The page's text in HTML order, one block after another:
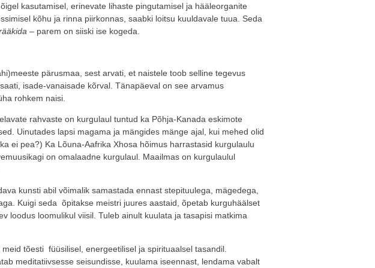
kasutamisel, erinevate lihaste pingutamisel ja hääleorganite
kõhu ja rinna piirkonnas, saabki loitsu kuuldavale tuua. Seda
– parem on siiski ise kogeda.
pärusmaa, sest arvati, et naistele toob selline tegevus
isade-vanaisade kõrval. Tänapäeval on see arvamus
rohkem naisi.
rahvaste on kurgulaul tuntud ka Põhja-Kanada eskimote
Uinutades lapsi magama ja mängides mänge ajal, kui mehed olid
ei pea?) Ka Lõuna-Aafrika Xhosa hõimus harrastasid kurgulaulu
on omalaadne kurgulaul. Maailmas on kurgulaulul
kunsti abil võimalik samastada ennast stepituulega, mägedega,
Kuigi seda õpitakse meistri juures aastaid, õpetab kurguhäälset
loodus loomulikul viisil. Tuleb ainult kuulata ja tasapisi matkima
tõesti füüsilisel, energeetilisel ja spirituaalsel tasandil.
meditatiivsesse seisundisse, kuulama iseennast, lendama vabalt